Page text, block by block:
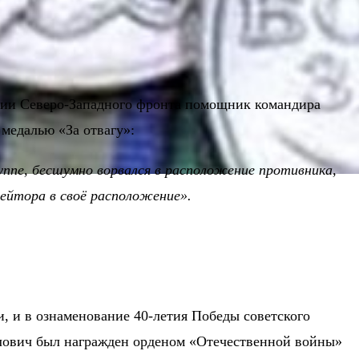
Северо-Западного фронта помощник командира
«За отвагу»:
бесшумно ворвался в расположение противника,
в своё расположение».
и в ознаменование 40-летия Победы советского
был награжден орденом «Отечественной войны»